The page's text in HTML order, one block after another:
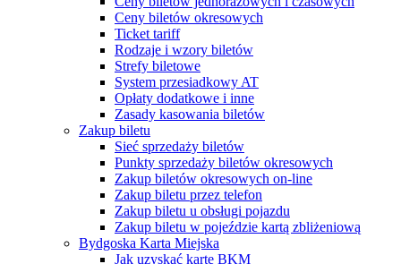
Ceny biletów okresowych
Ticket tariff
Rodzaje i wzory biletów
Strefy biletowe
System przesiadkowy AT
Opłaty dodatkowe i inne
Zasady kasowania biletów
Zakup biletu
Sieć sprzedaży biletów
Punkty sprzedaży biletów okresowych
Zakup biletów okresowych on-line
Zakup biletu przez telefon
Zakup biletu u obsługi pojazdu
Zakup biletu w pojeździe kartą zbliżeniową
Bydgoska Karta Miejska
Jak uzyskać kartę BKM